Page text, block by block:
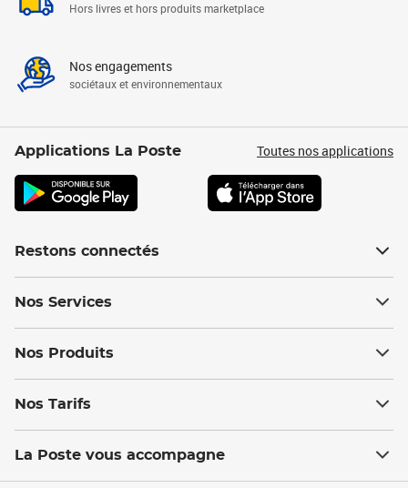
Hors livres et hors produits marketplace
Nos engagements
sociétaux et environnementaux
Applications La Poste Toutes nos applications
Restons connectés
Nos Services
Nos Produits
Nos Tarifs
La Poste vous accompagne